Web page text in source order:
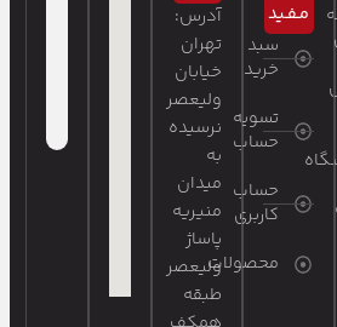
مـفـید
سبد
خرید
تسویه
حساب
حساب
کاربری
محصولات
آدرس:
تهران
خیابان
ولیعصر
نرسیده
به
میدان
منیریه
پاساژ
ولیعصر
طبقه